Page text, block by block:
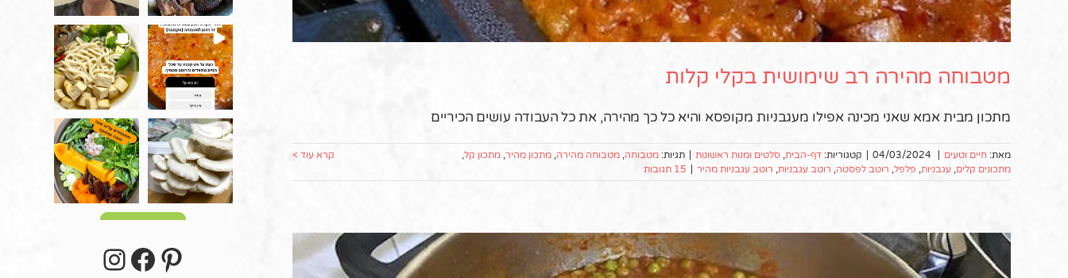
מטבוחה מהירה רב שימושית בקלי קלות
מתכון מבית אמא שאני מכינה אפילו מעגבניות מקופסא והיא כל כך מהירה, את כל העבודה עושים הכיריים
מאת: חיים וטעים 04/03/2024 קטגוריות: דף-הבית, סלטים ומנות ראשונות תגיות: מטבוחה, מטבוחה מהירה, מתכון מהיר, מתכון קל,
מתכונים קלים, עגבניות, פלפל, רוטב לפסטה, רוטב עגבניות, רוטב עגבניות מהיר 15 תגובות
קרא עוד >
Pinterest